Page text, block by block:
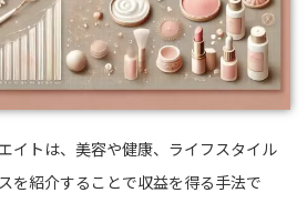
イトは、美容や健康、ライフスタイル
を紹介することで収益を得る手法で